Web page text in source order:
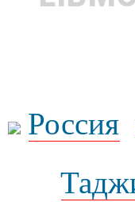
Россия